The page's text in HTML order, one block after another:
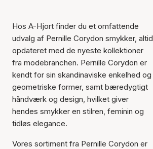
Hos A-Hjort finder du et omfattende
udvalg af Pernille Corydon smykker, altid
opdateret med de nyeste kollektioner
fra modebranchen. Pernille Corydon er
kendt for sin skandinaviske enkelhed og
geometriske former, samt bæredygtigt
håndværk og design, hvilket giver
hendes smykker en stilren, feminin og
tidløs elegance.
Vores sortiment fra Pernille Corydon er